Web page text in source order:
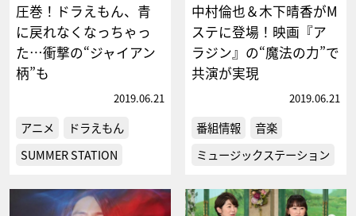
圧巻！ドラえもん、青
に戻れなくなっちゃっ
た…衝撃の“ジャイアン
柄”も
2019.06.21
アニメ
ドラえもん
SUMMER STATION
中村倫也＆木下晴香がM
ステに登場！映画『ア
ラジン』の“魔法の力”で
共演が実現
2019.06.21
番組情報
音楽
ミュージックステーション